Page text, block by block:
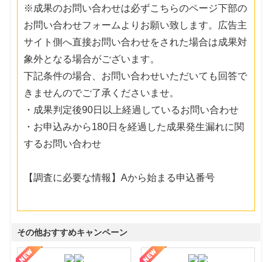
※成果のお問い合わせは必ずこちらのページ下部の
お問い合わせフォームよりお願い致します。広告主
サイト側へ直接お問い合わせをされた場合は成果対
象外となる場合がございます。
下記条件の場合、お問い合わせいただいても回答で
きませんのでご了承くださいませ。
・成果判定後90日以上経過しているお問い合わせ
・お申込みから180日を経過した成果発生漏れに関
するお問い合わせ
【調査に必要な情報】Aから始まる申込番号
その他おすすめキャンペーン